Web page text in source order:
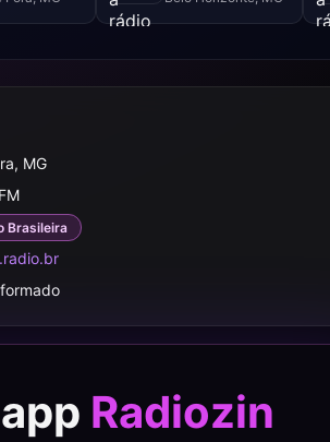
MG
Brasileira
Radiozin